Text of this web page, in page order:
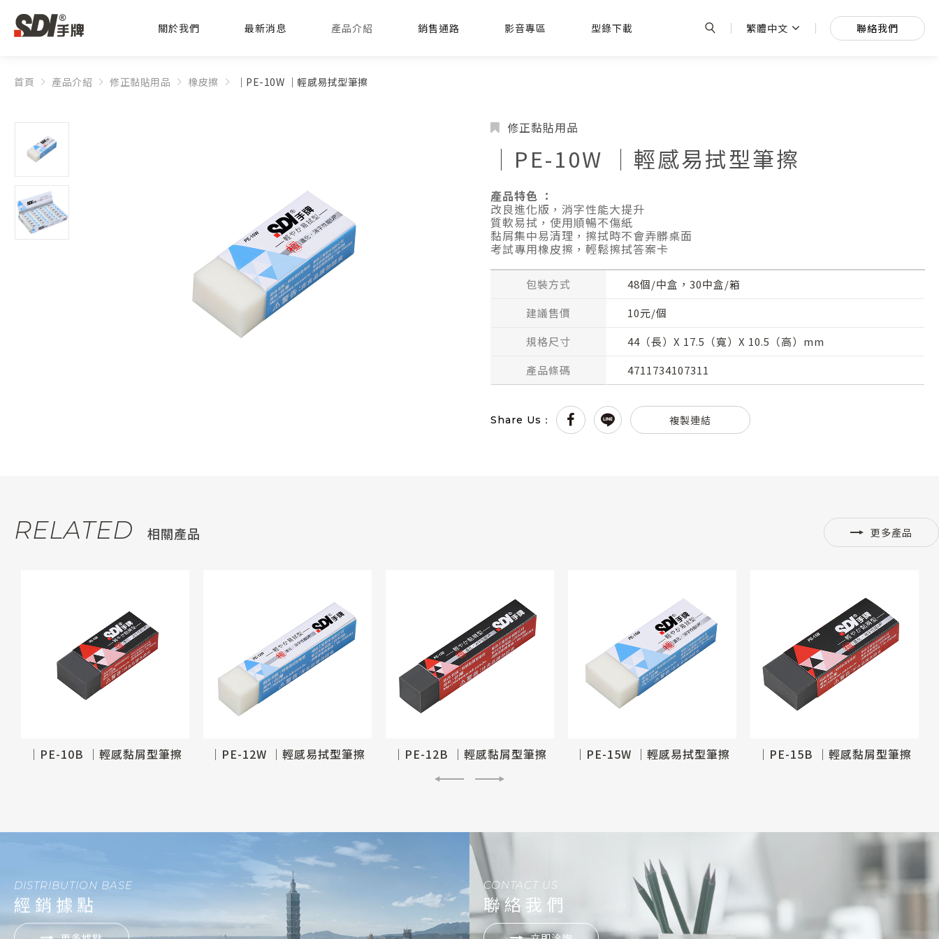
關於我們 最新消息 產品介紹 銷售通路 影音專區 型錄下載 繁體中文 聯絡我們
首頁 產品介紹 修正黏貼用品 橡皮擦 │PE-10W │輕感易拭型筆擦
修正黏貼用品
│PE-10W │輕感易拭型筆擦
產品特色 ：
改良進化版，消字性能大提升
質軟易拭，使用順暢不傷紙
黏屑集中易清理，擦拭時不會弄髒桌面
考試專用橡皮擦，輕鬆擦拭答案卡
包裝方式
48個/中盒，30中盒/箱
建議售價
10元/個
規格尺寸
44（長）X 17.5（寬）X 10.5（高）mm
產品條碼
4711734107311
Share Us： 複製連結
RELATED 相關產品
│PE-10B │輕感黏屑型筆擦 │PE-12W │輕感易拭型筆擦 │PE-12B │輕感黏屑型筆擦 │PE-15W │輕感易拭型筆擦 │PE-15B │輕感黏屑型筆擦
更多產品
DISTRIBUTION BASE
經銷據點
CONTACT US
聯絡我們